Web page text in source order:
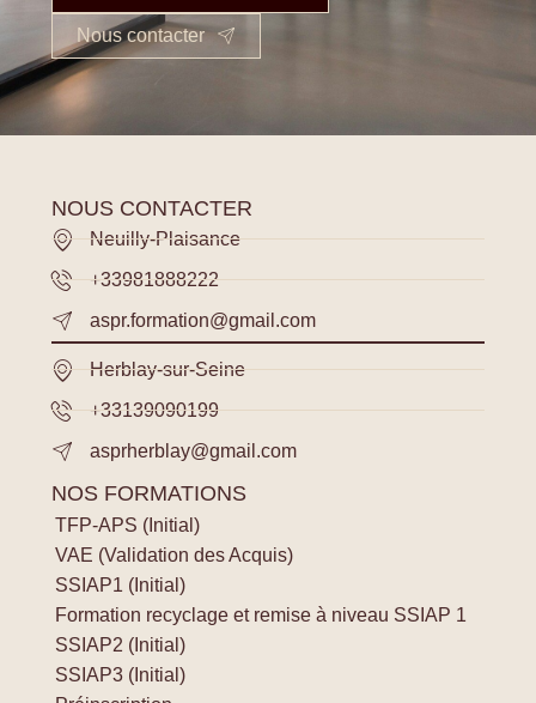
Nous contacter
NOUS CONTACTER
Neuilly-Plaisance
+33981888222
aspr.formation@gmail.com
Herblay-sur-Seine
+33139090199
asprherblay@gmail.com
NOS FORMATIONS
TFP-APS (Initial)
VAE (Validation des Acquis)
SSIAP1 (Initial)
Formation recyclage et remise à niveau SSIAP 1
SSIAP2 (Initial)
SSIAP3 (Initial)